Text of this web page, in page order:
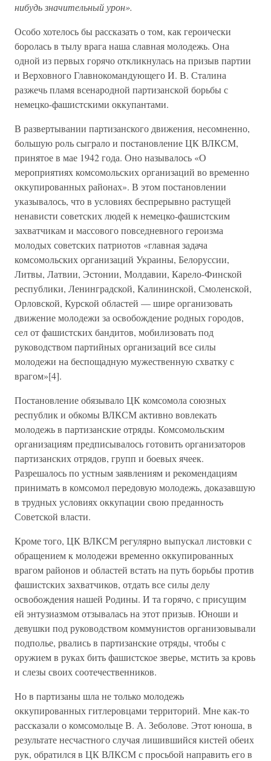
нибудь значительный урон».
Особо хотелось бы рассказать о том, как героически
боролась в тылу врага наша славная молодежь. Она
одной из первых горячо откликнулась на призыв партии
и Верховного Главнокомандующего И. В. Сталина
разжечь пламя всенародной партизанской борьбы с
немецко-фашистскими оккупантами.
В развертывании партизанского движения, несомненно,
большую роль сыграло и постановление ЦК ВЛКСМ,
принятое в мае 1942 года. Оно называлось «О
мероприятиях комсомольских организаций во временно
оккупированных районах». В этом постановлении
указывалось, что в условиях беспрерывно растущей
ненависти советских людей к немецко-фашистским
захватчикам и массового повседневного героизма
молодых советских патриотов «главная задача
комсомольских организаций Украины, Белоруссии,
Литвы, Латвии, Эстонии, Молдавии, Карело-Финской
республики, Ленинградской, Калининской, Смоленской,
Орловской, Курской областей — шире организовать
движение молодежи за освобождение родных городов,
сел от фашистских бандитов, мобилизовать под
руководством партийных организаций все силы
молодежи на беспощадную мужественную схватку с
врагом»[4].
Постановление обязывало ЦК комсомола союзных
республик и обкомы ВЛКСМ активно вовлекать
молодежь в партизанские отряды. Комсомольским
организациям предписывалось готовить организаторов
партизанских отрядов, групп и боевых ячеек.
Разрешалось по устным заявлениям и рекомендациям
принимать в комсомол передовую молодежь, доказавшую
в трудных условиях оккупации свою преданность
Советской власти.
Кроме того, ЦК ВЛКСМ регулярно выпускал листовки с
обращением к молодежи временно оккупированных
врагом районов и областей встать на путь борьбы против
фашистских захватчиков, отдать все силы делу
освобождения нашей Родины. И та горячо, с присущим
ей энтузиазмом отзывалась на этот призыв. Юноши и
девушки под руководством коммунистов организовывали
подполье, рвались в партизанские отряды, чтобы с
оружием в руках бить фашистское зверье, мстить за кровь
и слезы своих соотечественников.
Но в партизаны шла не только молодежь
оккупированных гитлеровцами территорий. Мне как-то
рассказали о комсомольце В. А. Зеболове. Этот юноша, в
результате несчастного случая лишившийся кистей обеих
рук, обратился в ЦК ВЛКСМ с просьбой направить его в